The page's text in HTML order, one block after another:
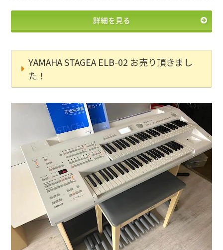
詳細を見る
YAMAHA STAGEA ELB-02 お売り頂きまし
た！